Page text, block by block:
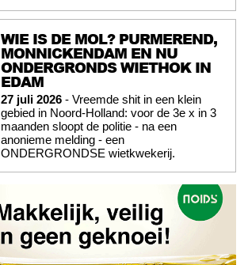
WIE IS DE MOL? PURMEREND,
MONNICKENDAM EN NU
ONDERGRONDS WIETHOK IN
EDAM
27 juli 2026 - Vreemde shit in een klein
gebied in Noord-Holland: voor de 3e x in 3
maanden sloopt de politie - na een
anonieme melding - een
ONDERGRONDSE wietkwekerij.